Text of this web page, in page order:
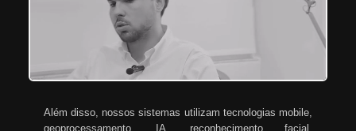
Além disso, nossos sistemas utilizam tecnologias mobile,
geoprocessamento, IA, reconhecimento facial,